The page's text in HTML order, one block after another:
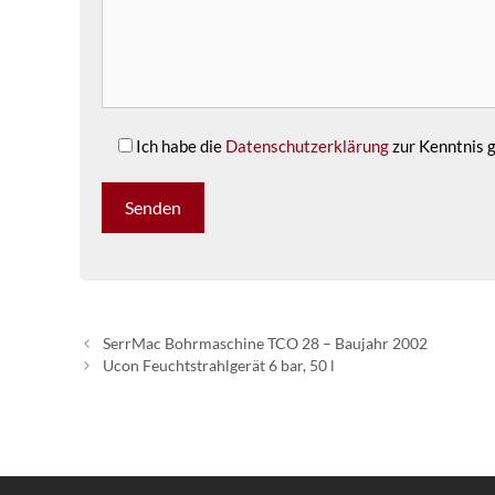
Ich habe die Datenschutzerklärungzur Kenntnis
SerrMac Bohrmaschine TCO 28 – Baujahr 2002
Ucon Feuchtstrahlgerät 6 bar, 50 l